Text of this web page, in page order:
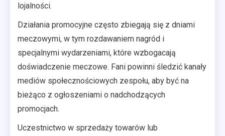
lojalności.
Działania promocyjne często zbiegają się z dniami
meczowymi, w tym rozdawaniem nagród i
specjalnymi wydarzeniami, które wzbogacają
doświadczenie meczowe. Fani powinni śledzić kanały
mediów społecznościowych zespołu, aby być na
bieżąco z ogłoszeniami o nadchodzących
promocjach.
Uczestnictwo w sprzedaży towarów lub